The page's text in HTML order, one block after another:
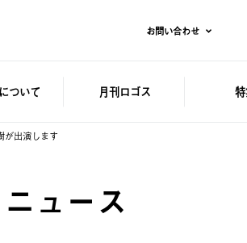
お問い合わせ
ついて 月刊ロゴス
出演します
ニュース